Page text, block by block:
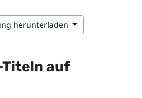
herunterladen
Titeln auf